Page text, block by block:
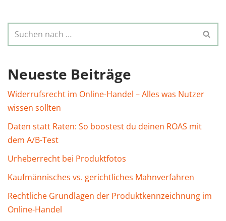
Neueste Beiträge
Widerrufsrecht im Online-Handel – Alles was Nutzer
wissen sollten
Daten statt Raten: So boostest du deinen ROAS mit
dem A/B-Test
Urheberrecht bei Produktfotos
Kaufmännisches vs. gerichtliches Mahnverfahren
Rechtliche Grundlagen der Produktkennzeichnung im
Online-Handel